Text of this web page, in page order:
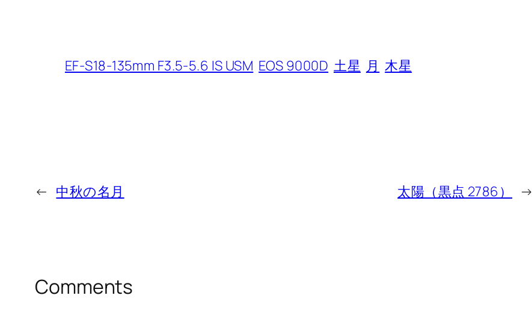
EF-S18-135mm F3.5-5.6 IS USM EOS 9000D 土星 月 木星
← 中秋の名月 太陽（黒点 2786） →
Comments